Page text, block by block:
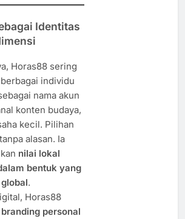
Identitas
Horas88 sering
individu
nama akun
konten budaya,
kecil. Pilihan
alasan. Ia
nilai lokal
bentuk yang
.
Horas88
branding personal